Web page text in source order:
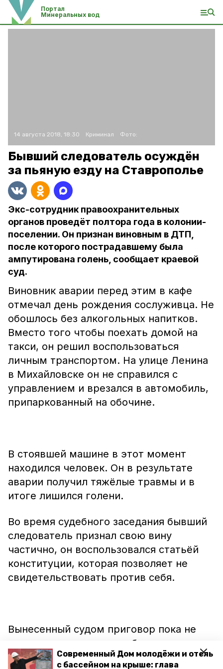
Современный Дом молодёжи и отель
с бассейном на крыше: глава
Портал
Минеральных вод
14 августа 2018, 18:30 Криминал Фото:
Бывший следователь осуждён
за пьяную езду на Ставрополье
Экс-сотрудник правоохранительных
органов проведёт полтора года в колонии-
поселении. Он признан виновным в ДТП,
после которого пострадавшему была
ампутирована голень, сообщает краевой
суд.
Виновник аварии перед этим в кафе
отмечал день рождения сослуживца. Не
обошлось без алкогольных напитков.
Вместо того чтобы поехать домой на
такси, он решил воспользоваться
личным транспортом. На улице Ленина
в Михайловске он не справился с
управлением и врезался в автомобиль,
припаркованный на обочине.
В стоявшей машине в этот момент
находился человек. Он в результате
аварии получил тяжёлые травмы и в
итоге лишился голени.
Во время судебного заседания бывший
следователь признал свою вину
частично, он воспользовался статьёй
конституции, которая позволяет не
свидетельствовать против себя.
Вынесенный судом приговор пока не
вступил в силу и может быть
обжалован.